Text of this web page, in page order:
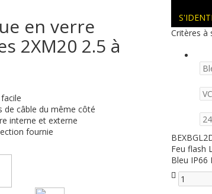
en verre
2XM20 2.5 à
de câble du même côté
interne et externe
fournie
Critères à
Feu flash
Bleu IP66